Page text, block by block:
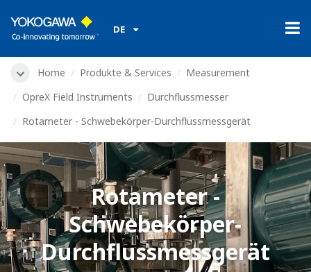
DE
Home Produkte & Services
Measurement
OpreX Field Instruments
Durchflussmesser
Rotameter - Schwebekörper-Durchflussmessgerät
Rotameter -
Schwebekörper-
Durchflussmessgerät